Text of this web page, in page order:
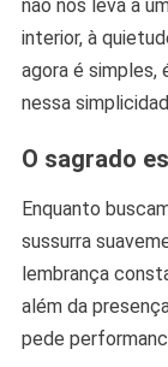
não nos leva a
interior, à
agora é simples,
nessa
O sagrado
Enquanto
sussurra
lembrança
além da
pede